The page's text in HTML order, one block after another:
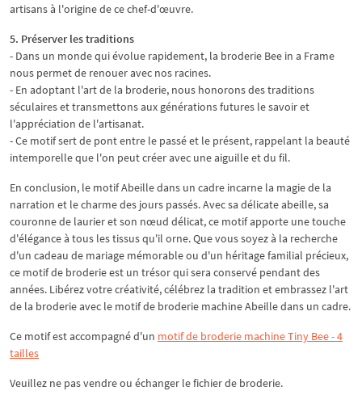
artisans à l'origine de ce chef-d'œuvre.
5. Préserver les traditions
- Dans un monde qui évolue rapidement, la broderie Bee in a Frame
nous permet de renouer avec nos racines.
- En adoptant l'art de la broderie, nous honorons des traditions
séculaires et transmettons aux générations futures le savoir et
l'appréciation de l'artisanat.
- Ce motif sert de pont entre le passé et le présent, rappelant la beauté
intemporelle que l'on peut créer avec une aiguille et du fil.
En conclusion, le motif Abeille dans un cadre incarne la magie de la
narration et le charme des jours passés. Avec sa délicate abeille, sa
couronne de laurier et son nœud délicat, ce motif apporte une touche
d'élégance à tous les tissus qu'il orne. Que vous soyez à la recherche
d'un cadeau de mariage mémorable ou d'un héritage familial précieux,
ce motif de broderie est un trésor qui sera conservé pendant des
années. Libérez votre créativité, célébrez la tradition et embrassez l'art
de la broderie avec le motif de broderie machine Abeille dans un cadre.
Ce motif est accompagné d'un motif de broderie machine Tiny Bee - 4
tailles
Veuillez ne pas vendre ou échanger le fichier de broderie.